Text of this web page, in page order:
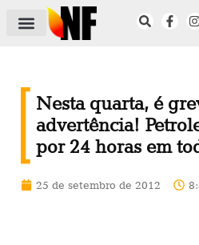
Nesta quarta, é
advertência!
por 24 horas em
25 de setembro de 2012